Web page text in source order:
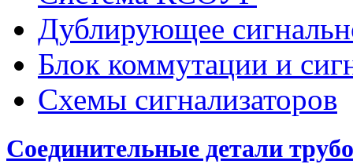
Дублирующее
Блок коммутации и
Схемы сигнализаторов
Соединительные детали